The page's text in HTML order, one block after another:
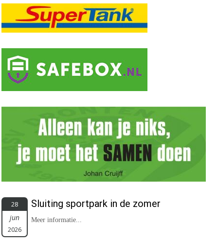
28
jun
2026
Sluiting sportpark in de zomer
Meer informatie...